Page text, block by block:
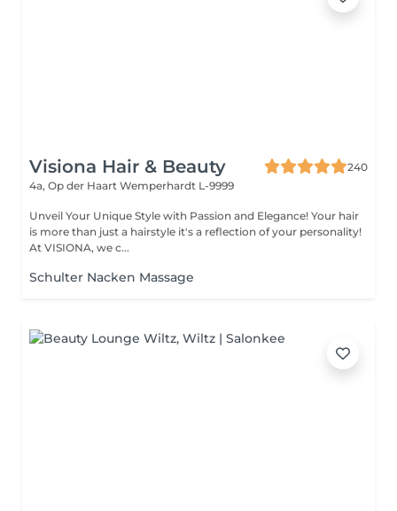
Visiona Hair & Beauty
240
4a, Op der Haart Wemperhardt L-9999
Unveil Your Unique Style with Passion and Elegance! Your hair
is more than just a hairstyle it's a reflection of your personality!
At VISIONA, we c...
Schulter Nacken Massage